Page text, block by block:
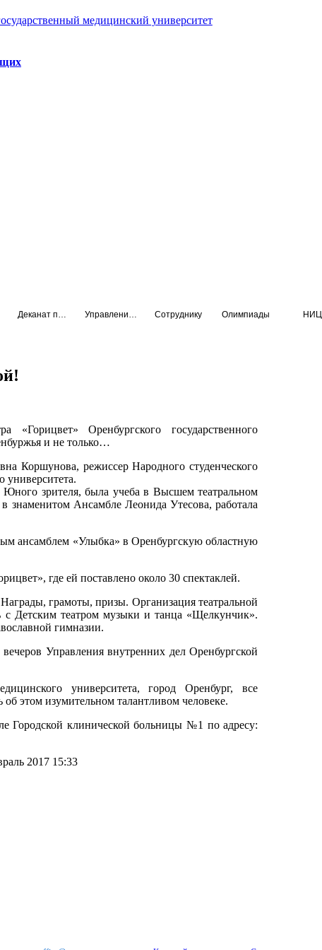
медицинский университет
Сотруднику Олимпиады НИЦ
«Горицвет» Оренбургского государственного
и не только…
Коршунова, режиссер Народного студенческого
университета.
зрителя, была учеба в Высшем театральном
Ансамбле Леонида Утесова, работала
ансамблем «Улыбка» в Оренбургскую областную
где ей поставлено около 30 спектаклей.
грамоты, призы. Организация театральной
с Детским театром музыки и танца «Щелкунчик».
гимназии.
Управления внутренних дел Оренбургской
университета, город Оренбург, все
об этом изумительном талантливом человеке.
Городской клинической больницы №1 по адресу:
2017 15:33